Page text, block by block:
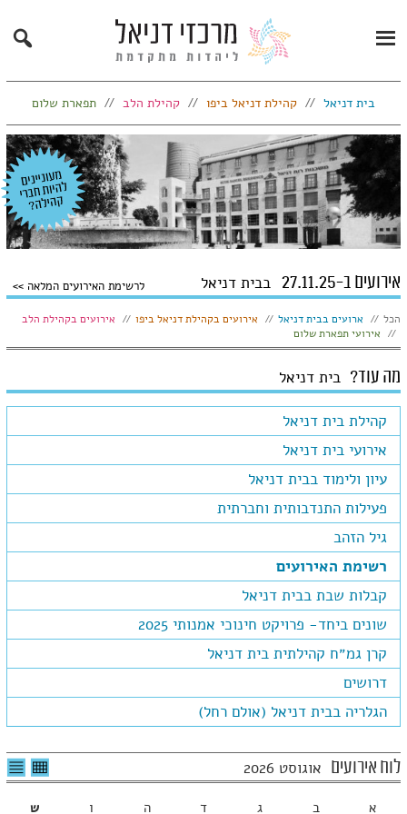
Primary
Menu
Search
בית דניאל קהילת דניאל ביפו קהילת הלב תפארת שלום
אירועים ב-27.11.25 בבית דניאל לרשימת האירועים המלאה
הצג:
הכל ארועים בבית דניאל אירועים בקהילת דניאל ביפו
אירועים בקהילת הלב
אירועי תפארת שלום
מה עוד? בית דניאל
קהילת בית דניאל
אירועי בית דניאל
עיון ולימוד בבית דניאל
פעילות התנדבותית וחברתית
גיל הזהב
רשימת האירועים
קבלות שבת בבית דניאל
שונים ביחד- פרויקט חינוכי אמנותי 2025
קרן גמ״ח קהילתית בית דניאל
דרושים
הגלריה בבית דניאל (אולם רחל)
לוח אירועים אוגוסט 2026 לצפיה
בטבלה
א ב ג ד ה ו
ש